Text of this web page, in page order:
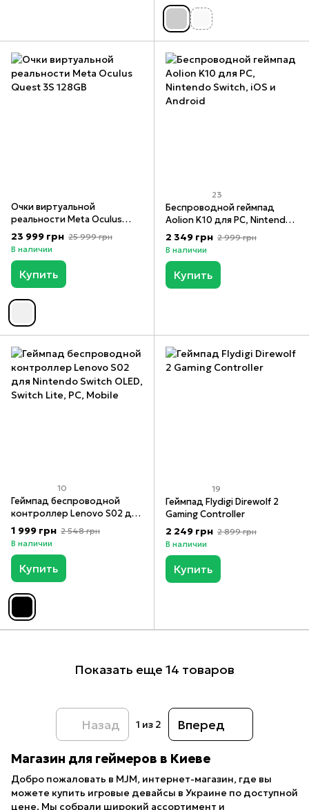
Очки виртуальной
реальности Meta Oculus
Quest 3S 128GB
23 999 грн 25 999 грн
В наличии
Купить
23
Беспроводной геймпад
Aolion K10 для PC, Nintendo
Switch, iOS и Android
2 349 грн 2 999 грн
В наличии
Купить
10
Геймпад беспроводной
контроллер Lenovo S02 для
Nintendo Switch OLED, Switch
Lite, PC, Mobile
1 999 грн 2 548 грн
В наличии
Купить
19
Геймпад Flydigi Direwolf 2
Gaming Controller
2 249 грн 2 899 грн
В наличии
Купить
Показать еще 14 товаров
Назад 1 из 2 Вперед
Магазин для геймеров в Киеве
Добро пожаловать в MJM, интернет-магазин, где вы
можете купить игровые девайсы в Украине по доступной
цене. Мы собрали широкий ассортимент и